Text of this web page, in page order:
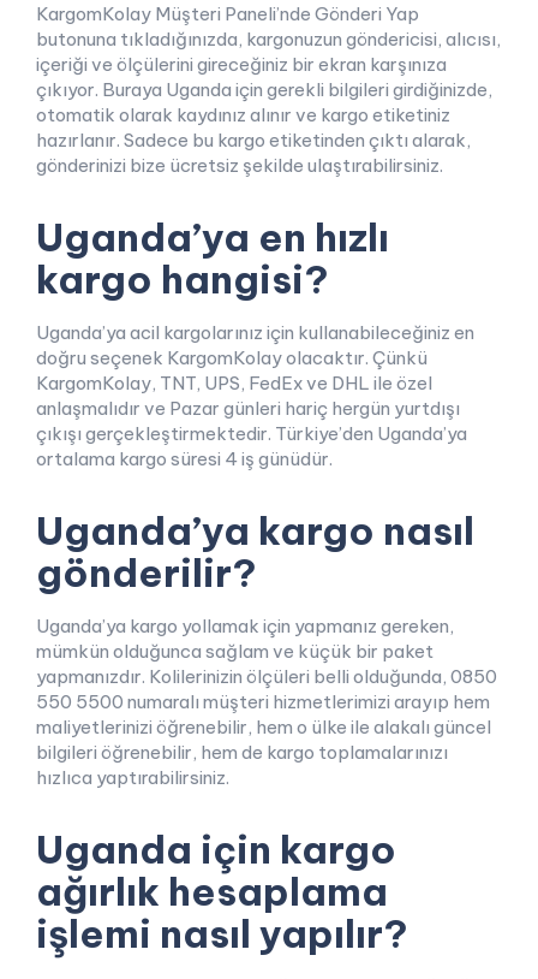
KargomKolay Müşteri Paneli’nde Gönderi Yap
butonuna tıkladığınızda, kargonuzun göndericisi, alıcısı,
içeriği ve ölçülerini gireceğiniz bir ekran karşınıza
çıkıyor. Buraya Uganda için gerekli bilgileri girdiğinizde,
otomatik olarak kaydınız alınır ve kargo etiketiniz
hazırlanır. Sadece bu kargo etiketinden çıktı alarak,
gönderinizi bize ücretsiz şekilde ulaştırabilirsiniz.
Uganda’ya en hızlı
kargo hangisi?
Uganda’ya acil kargolarınız için kullanabileceğiniz en
doğru seçenek KargomKolay olacaktır. Çünkü
KargomKolay, TNT, UPS, FedEx ve DHL ile özel
anlaşmalıdır ve Pazar günleri hariç hergün yurtdışı
çıkışı gerçekleştirmektedir. Türkiye’den Uganda’ya
ortalama kargo süresi 4 iş günüdür.
Uganda’ya kargo nasıl
gönderilir?
Uganda’ya kargo yollamak için yapmanız gereken,
mümkün olduğunca sağlam ve küçük bir paket
yapmanızdır. Kolilerinizin ölçüleri belli olduğunda, 0850
550 5500 numaralı müşteri hizmetlerimizi arayıp hem
maliyetlerinizi öğrenebilir, hem o ülke ile alakalı güncel
bilgileri öğrenebilir, hem de kargo toplamalarınızı
hızlıca yaptırabilirsiniz.
Uganda için kargo
ağırlık hesaplama
işlemi nasıl yapılır?